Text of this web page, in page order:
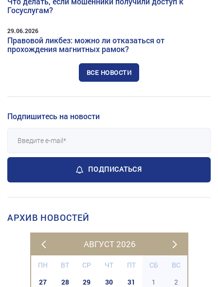
Госуслугам?
29.06.2026
Правовой ликбез: можно ли отказаться от
прохождения магнитных рамок?
ВСЕ НОВОСТИ
Подпишитесь на новости
ПОДПИСАТЬСЯ
АРХИВ НОВОСТЕЙ
АВГУСТ 2026
ПН ВТ СР ЧТ ПТ СБ
ВС
27
28 29 30 31 1
2